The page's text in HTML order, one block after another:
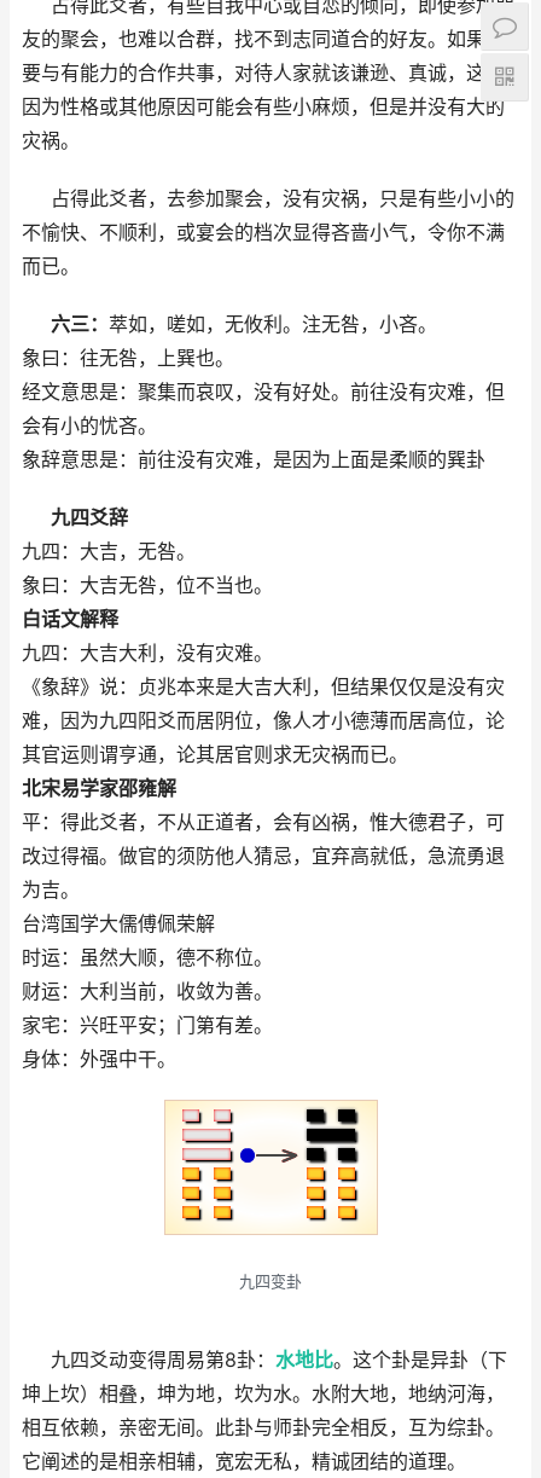
占得此爻者，有些自我中心或自恋的倾向，即使参加朋
友的聚会，也难以合群，找不到志同道合的好友。如果想
要与有能力的合作共事，对待人家就该谦逊、真诚，这样
因为性格或其他原因可能会有些小麻烦，但是并没有大的
灾祸。
占得此爻者，去参加聚会，没有灾祸，只是有些小小的
不愉快、不顺利，或宴会的档次显得吝啬小气，令你不满
而已。
六三： 萃如，嗟如，无攸利。注无咎，小吝。
象曰：往无咎，上巽也。
经文意思是：聚集而哀叹，没有好处。前往没有灾难，但
会有小的忧吝。
象辞意思是：前往没有灾难，是因为上面是柔顺的巽卦
九四爻辞
九四：大吉，无咎。
象曰：大吉无咎，位不当也。
白话文解释
九四：大吉大利，没有灾难。
《象辞》说：贞兆本来是大吉大利，但结果仅仅是没有灾
难，因为九四阳爻而居阴位，像人才小德薄而居高位，论
其官运则谓亨通，论其居官则求无灾祸而已。
北宋易学家邵雍解
平：得此爻者，不从正道者，会有凶祸，惟大德君子，可
改过得福。做官的须防他人猜忌，宜弃高就低，急流勇退
为吉。
台湾国学大儒傅佩荣解
时运：虽然大顺，德不称位。
财运：大利当前，收敛为善。
家宅：兴旺平安；门第有差。
身体：外强中干。
九四变卦
九四爻动变得周易第8卦： 水地比。这个卦是异卦（下
坤上坎）相叠，坤为地，坎为水。水附大地，地纳河海，
相互依赖，亲密无间。此卦与师卦完全相反，互为综卦。
它阐述的是相亲相辅，宽宏无私，精诚团结的道理。